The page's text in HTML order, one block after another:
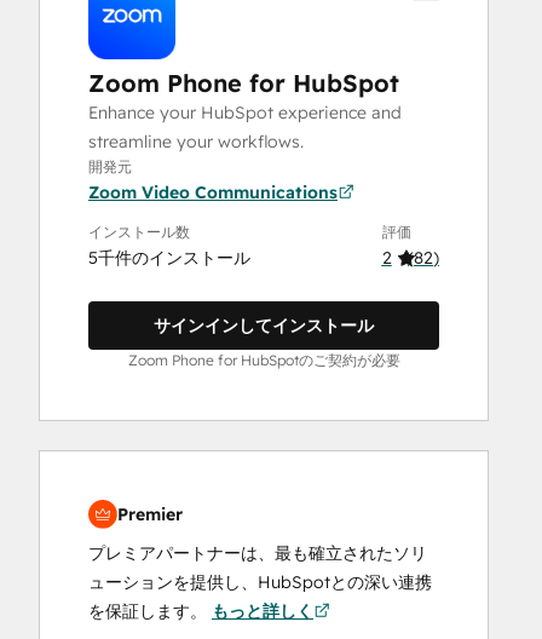
Zoom Phone for HubSpot
Enhance your HubSpot experience and
streamline your workflows.
開発元
Zoom Video Communications
インストール数
5千件のインストール
評価
2 (82)
サインインしてインストール
Zoom Phone for HubSpotのご契約が必要
Premier
プレミアパートナーは、最も確立されたソリ
ューションを提供し、HubSpotとの深い連携
を保証します。
もっと詳しく